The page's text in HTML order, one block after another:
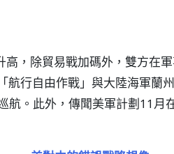
，除貿易戰加碼外，雙方在
行自由作戰」與大陸海軍蘭
航。此外，傳聞美軍計劃11月